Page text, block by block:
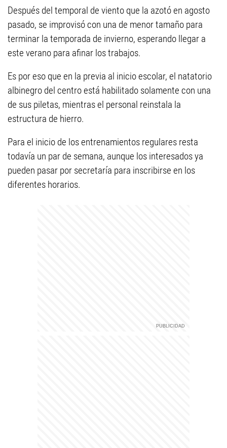
Después del temporal de viento que la azotó en agosto
pasado, se improvisó con una de menor tamaño para
terminar la temporada de invierno, esperando llegar a
este verano para afinar los trabajos.
Es por eso que en la previa al inicio escolar, el natatorio
albinegro del centro está habilitado solamente con una
de sus piletas, mientras el personal reinstala la
estructura de hierro.
Para el inicio de los entrenamientos regulares resta
todavía un par de semana, aunque los interesados ya
pueden pasar por secretaría para inscribirse en los
diferentes horarios.